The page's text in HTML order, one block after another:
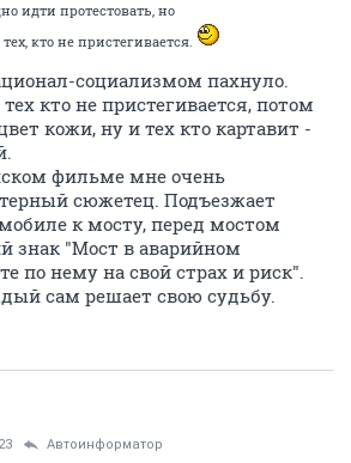
идти протестовать, но
кто не пристегивается.
социализмом пахнуло.
кто не пристегивается, потом
кожи, ну и тех кто картавит -
фильме мне очень
сюжетец. Подъезжает
к мосту, перед мостом
знак "Мост в аварийном
по нему на свой страх и риск".
сам решает свою судьбу.
Автоинформатор